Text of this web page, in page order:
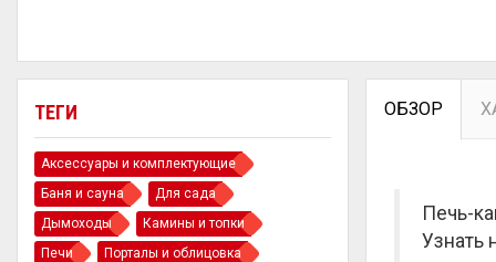
ТЕГИ
Аксессуары и комплектующие
Баня и сауна
Для сада
Дымоходы
Камины и топки
Печи
Порталы и облицовка
ОБЗОР
Печь-
Узнать